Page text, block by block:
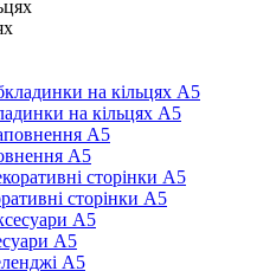
на кільцях А5
А5
сторінки А5
А5